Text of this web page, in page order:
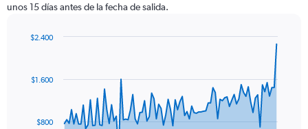
unos 15 días antes de la fecha de salida.
data
The$800
$1.600
$2.400